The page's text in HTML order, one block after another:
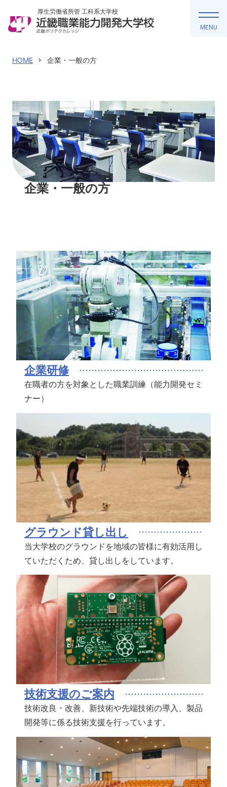
厚生労働省所管 工科系大学校
MENU
入試情報
FAQ
資料請求
（別ウィンドウで開きます）
受験生の方
保護者の方
学校関係者の方
企業・一般の方
在校生・修了生の方
HOME 企業・一般の方
企業・一般の方
企業研修
在職者の方を対象とした職業訓練（能力開発セミ
ナー）
グラウンド貸し出し
当大学校のグラウンドを地域の皆様に有効活用し
ていただくため、貸し出しをしています。
技術支援のご案内
技術改良・改善、新技術や先端技術の導入、製品
開発等に係る技術支援を行っています。